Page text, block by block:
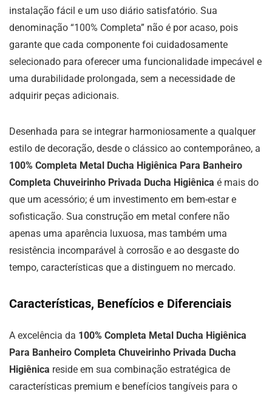
instalação fácil e um uso diário satisfatório. Sua
denominação “100% Completa” não é por acaso, pois
garante que cada componente foi cuidadosamente
selecionado para oferecer uma funcionalidade impecável e
uma durabilidade prolongada, sem a necessidade de
adquirir peças adicionais.
Desenhada para se integrar harmoniosamente a qualquer
estilo de decoração, desde o clássico ao contemporâneo, a
100% Completa Metal Ducha Higiênica Para Banheiro
Completa Chuveirinho Privada Ducha Higiênica é mais do
que um acessório; é um investimento em bem-estar e
sofisticação. Sua construção em metal confere não
apenas uma aparência luxuosa, mas também uma
resistência incomparável à corrosão e ao desgaste do
tempo, características que a distinguem no mercado.
Características, Benefícios e Diferenciais
A excelência da 100% Completa Metal Ducha Higiênica
Para Banheiro Completa Chuveirinho Privada Ducha
Higiênica reside em sua combinação estratégica de
características premium e benefícios tangíveis para o